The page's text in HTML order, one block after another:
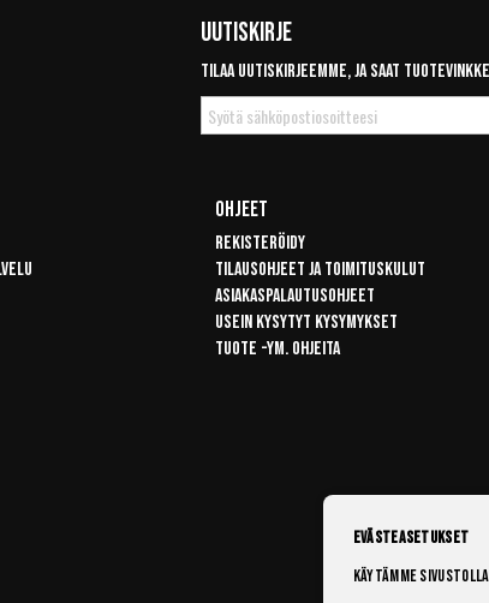
Uutiskirje
Tilaa uutiskirjeemme, ja saat
Tilaa
uutiskirje
Ohjeet
Rekisteröidy
Tilausohjeet ja toimituskulut
Asiakaspalautusohjeet
Usein kysytyt kysymykset
Tuote -ym. ohjeita
Evästeasetukset
Käytämme